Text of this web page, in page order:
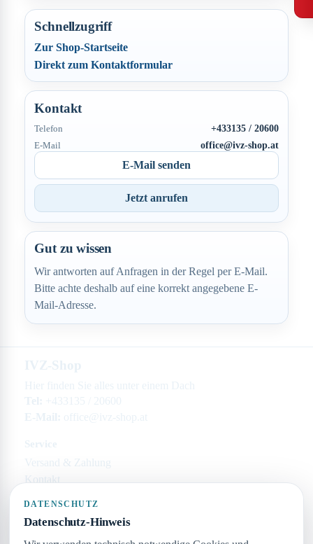
Schnellzugriff
Zur Shop-Startseite
Direkt zum Kontaktformular
Kontakt
Telefon +433135 / 20600
E-Mail office@ivz-shop.at
E-Mail senden
Jetzt anrufen
Gut zu wissen
Wir antworten auf Anfragen in der Regel per E-Mail.
Bitte achte deshalb auf eine korrekt angegebene E-
Mail-Adresse.
Versand & Zahlung
Kontakt
Rechtliches
Impressum
DATENSCHUTZ
Datenschutz-Hinweis